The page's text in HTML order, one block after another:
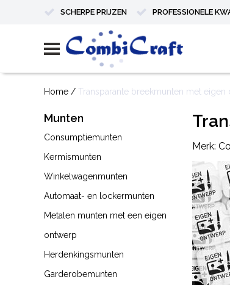
SCHERPE PRIJZEN PROFESSIONELE
Home / Transparante breekmunten met
Munten
Consumptiemunten
Kermismunten
Winkelwagenmunten
Automaat- en lockermunten
Metalen munten met een eigen
ontwerp
Herdenkingsmunten
Garderobemunten
Merk: